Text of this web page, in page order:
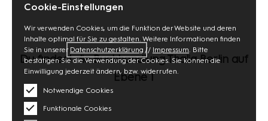
Cookie-Einstellungen
Wir verwenden Cookies, um die Funktion der Website und deren
Inhalte optimal für Sie zu gestalten. Weitere Informationen finden
Sie in unserer Datenschutzerklärung // Impressum . Bitte
bestätigen Sie die Verwendung der Cookies. Sie können die
Einwilligung jederzeit ändern, bzw. widerrufen.
Notwendige Cookies
Funktionale Cookies
Du findest die Buchhandlung Thalia Berlin auf
Ebene 1